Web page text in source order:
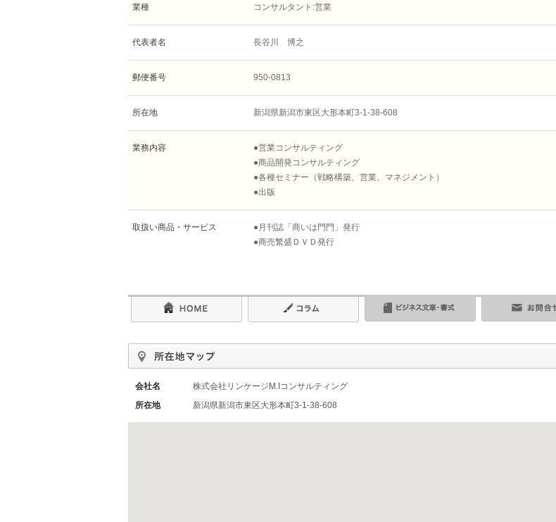
業種 コンサルタント:営業
代表者名 長谷川 博之
郵便番号 950-0813
所在地 新潟県新潟市東区大形本町3-1-38-608
業務内容
●営業コンサルティング
●商品開発コンサルティング
●各種セミナー（戦略構築、営業、マネジメント）
●出版
取扱い商品・サービス
●月刊誌「商いは門門」発行
●商売繁盛ＤＶＤ発行
会社名
株式会社リンケージM.Iコンサルティング
所在地
新潟県新潟市東区大形本町3-1-38-608